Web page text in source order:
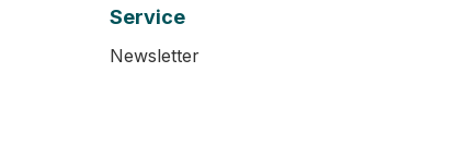
Service
Newsletter